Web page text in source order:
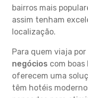
bairros mais
assim tenham
localização.
Para quem viaja
negócios com
oferecem uma
têm hotéis